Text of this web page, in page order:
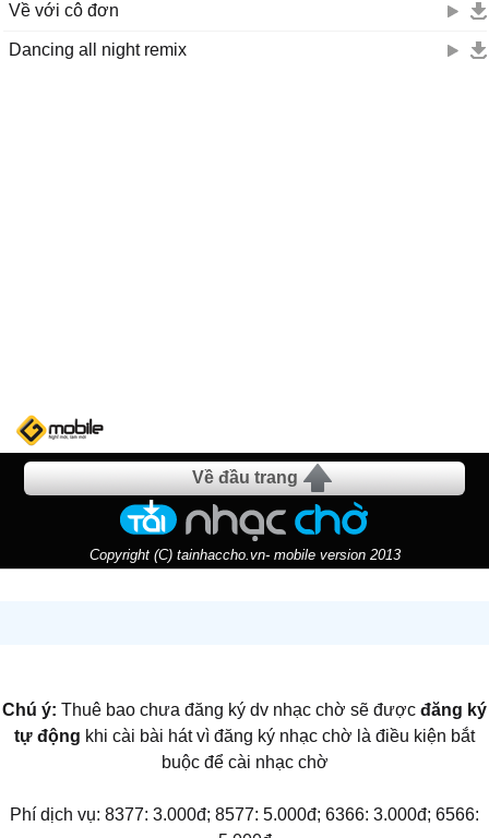
Về với cô đơn
Dancing all night remix
Về đầu trang
Copyright (C) tainhaccho.vn- mobile version 2013
Chú ý: Thuê bao chưa đăng ký dv nhạc chờ sẽ được đăng ký
tự động khi cài bài hát vì đăng ký nhạc chờ là điều kiện bắt
buộc để cài nhạc chờ
Phí dịch vụ: 8377: 3.000đ; 8577: 5.000đ; 6366: 3.000đ; 6566: